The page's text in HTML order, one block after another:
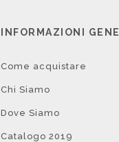
INFORMAZIONI
Come acquistare
Chi Siamo
Dove Siamo
Catalogo 2019